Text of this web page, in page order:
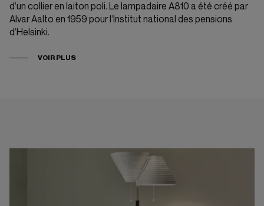
d’un collier en laiton poli. Le lampadaire A810 a été créé par
Alvar Aalto en 1959 pour l’Institut national des pensions
d’Helsinki.
VOIR PLUS